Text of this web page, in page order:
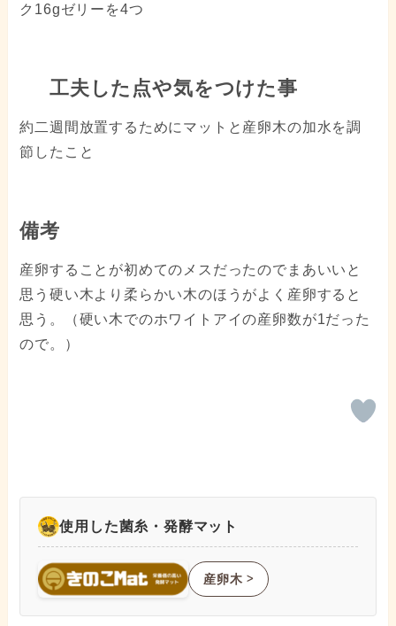
ク16gゼリーを4つ
工夫した点や気をつけた事
約二週間放置するためにマットと産卵木の加水を調
節したこと
備考
産卵することが初めてのメスだったのでまあいいと
思う硬い木より柔らかい木のほうがよく産卵すると
思う。（硬い木でのホワイトアイの産卵数が1だった
ので。）
使用した菌糸・発酵マット
産卵木 ᐳ